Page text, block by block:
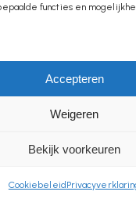
functies en
Accepteren
Weigeren
Bekijk voorkeuren
Cookiebeleid
Designed
BZOTech Theme. All